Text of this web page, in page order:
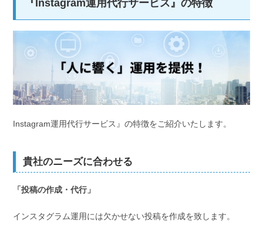
『Instagram運用代行サービス』の特徴
Instagram運用代行サービス』の特徴をご紹介いたします。
貴社のニーズに合わせる
「投稿の作成・代行」
インスタグラム運用には欠かせない投稿を作成を致します。